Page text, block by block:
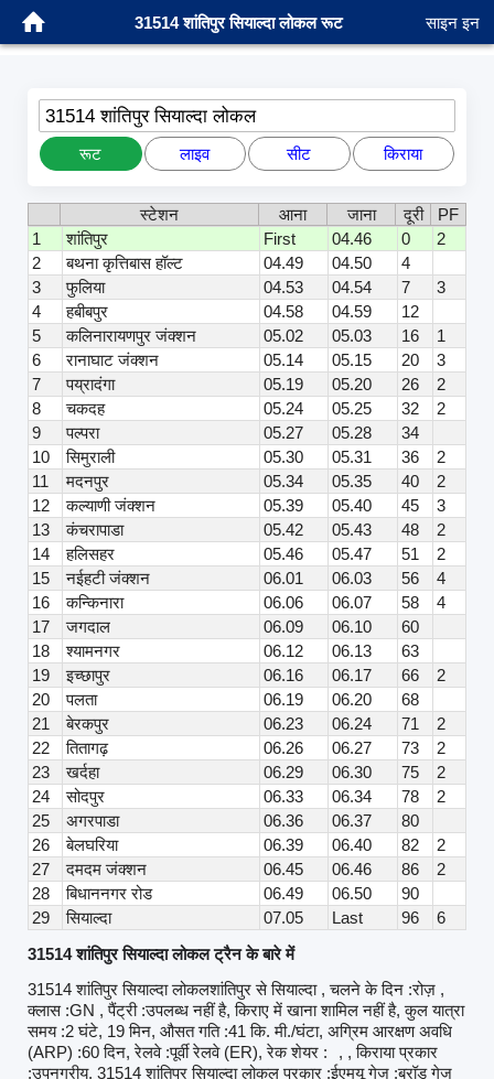
31514 शांतिपुर सियाल्दा लोकल रूट साइन इन
31514 शांतिपुर सियाल्दा लोकल
रूट लाइव सीट किराया
स्टेशन आना जाना दूरी
PF
1
शांतिपुर First 04.46 0
2
2
बथना कृत्तिबास हॉल्ट 04.49 04.50
4
3
फुलिया 04.53 04.54 7
3
4
हबीबपुर 04.58 04.59
12
5
कलिनारायणपुर जंक्शन 05.02 05.03 16
1
6
रानाघाट जंक्शन 05.14 05.15 20
3
7
पय्रादंगा 05.19 05.20 26
2
8
चकदह 05.24 05.25 32
2
9
पल्परा 05.27 05.28
34
10
सिमुराली 05.30 05.31 36
2
11
मदनपुर 05.34 05.35 40
2
12
कल्याणी जंक्शन 05.39 05.40 45
3
13
कंचरापाडा 05.42 05.43 48
2
14
हलिसहर 05.46 05.47 51
2
15
नईहटी जंक्शन 06.01 06.03 56
4
16
कन्किनारा 06.06 06.07 58
4
17
जगदाल 06.09 06.10
60
18
श्यामनगर 06.12 06.13
63
19
इच्छापुर 06.16 06.17 66
2
20
पलता 06.19 06.20
68
21
बेरकपुर 06.23 06.24 71
2
22
तितागढ़ 06.26 06.27 73
2
23
खर्दहा 06.29 06.30 75
2
24
सोदपुर 06.33 06.34 78
2
25
अगरपाडा 06.36 06.37
80
26
बेलघरिया 06.39 06.40 82
2
27
दमदम जंक्शन 06.45 06.46 86
2
28
बिधाननगर रोड 06.49 06.50
90
29
सियाल्दा 07.05 Last 96
6
31514 शांतिपुर सियाल्दा लोकल ट्रैन के बारे में
31514 शांतिपुर सियाल्दा लोकलशांतिपुर से सियाल्दा , चलने के दिन :रोज़ ,
क्लास :GN , पैंट्री :उपलब्ध नहीं है, किराए में खाना शामिल नहीं है, कुल यात्रा
समय :2 घंटे, 19 मिन, औसत गति :41 कि. मी./घंटा, अग्रिम आरक्षण अवधि
(ARP) :60 दिन, रेलवे :पूर्वी रेलवे (ER), रेक शेयर :
, , किराया प्रकार
:उपनगरीय, 31514 शांतिपुर सियाल्दा लोकल प्रकार :ईएमयू गेज :ब्रॉड गेज